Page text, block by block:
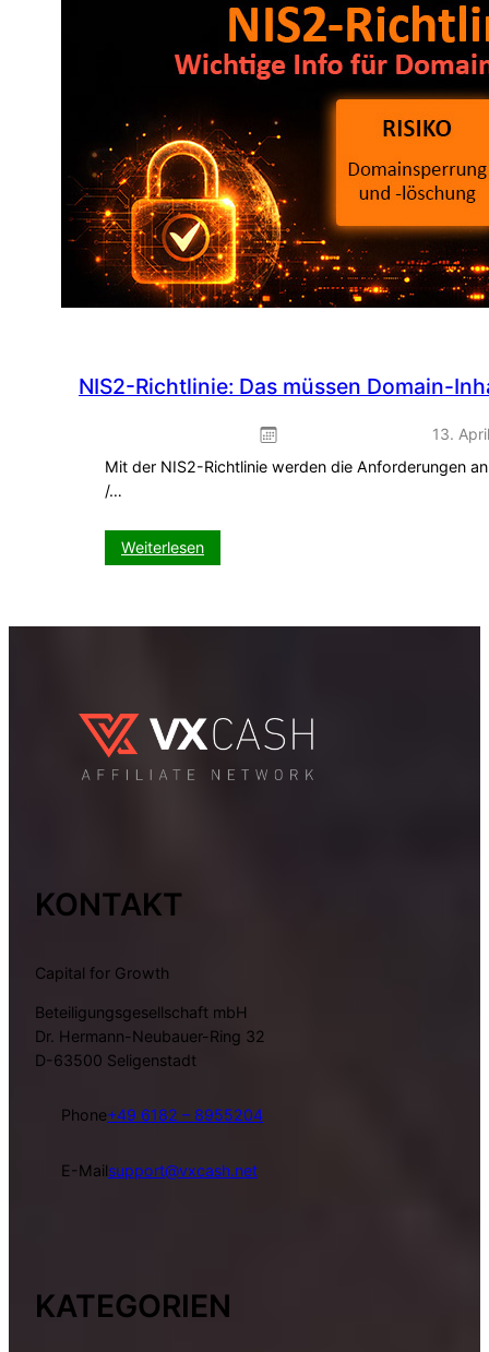
Play:
Frühlings-
Promo
zum
Einbinden
NIS2-Richtlinie: Das müssen Domain-
13.
Mit der NIS2-Richtlinie werden die Anforderungen
/…
Weiterlesen:
NIS2-
jetzt
wissen
KONTAKT
Capital for Growth
Beteiligungsgesellschaft mbH
Dr. Hermann-Neubauer-Ring 32
D-63500 Seligenstadt
Phone+49 6182 – 8955204
E-Mailsupport@vxcash.net
KATEGORIEN